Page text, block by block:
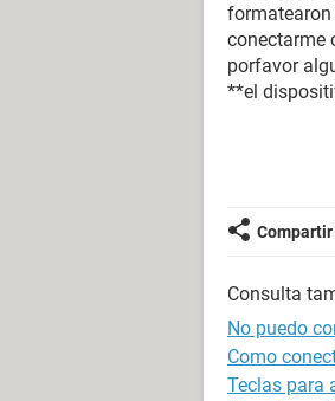
formatearon
conectarme
porfavor
**el
Compartir
Consulta
No puedo
Como
Teclas para